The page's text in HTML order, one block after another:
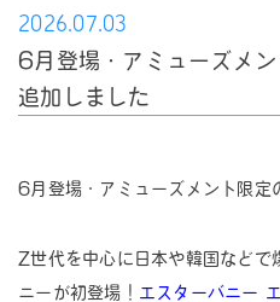
2026.07.03
6月登場・アミューズメ
追加しました
6月登場・アミューズメント限定
Z世代を中心に日本や韓国などで
ニーが初登場！ エスターバニー